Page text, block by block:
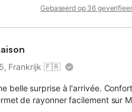
Gebaseerd op 36
Frankrijk 🇫🇷
belle surprise à l'arrivée.
de rayonner facilement sur